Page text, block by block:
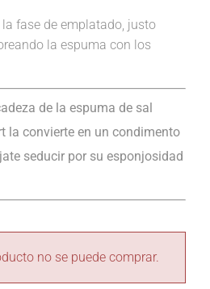
fase de emplatado, justo
la espuma con los
de la espuma de sal
la convierte en un condimento
seducir por su esponjosidad
no se puede comprar.